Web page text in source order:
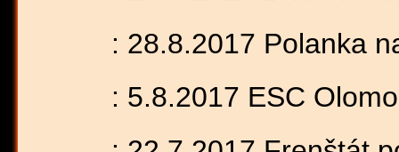
: 28.8.2017 Polanka
: 5.8.2017 ESC